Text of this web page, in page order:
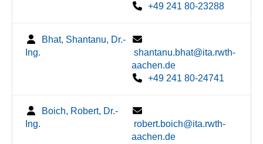
+49 241 80-23288
Bhat, Shantanu, Dr.-
Ing.
shantanu.bhat@ita.rwth-
aachen.de
+49 241 80-24741
Boich, Robert, Dr.-
Ing.
robert.boich@ita.rwth-
aachen.de